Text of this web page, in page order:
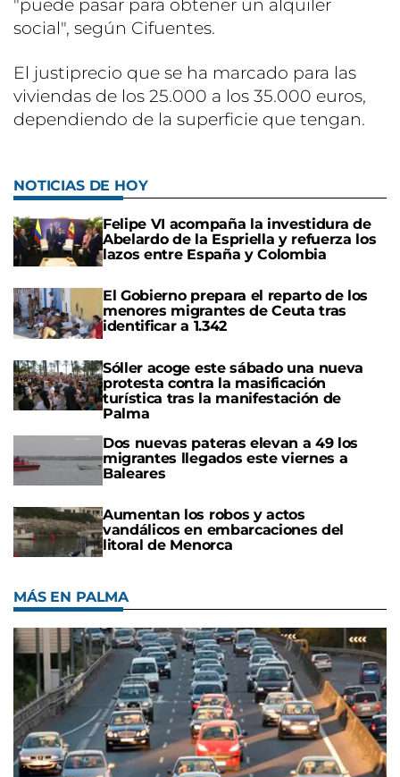
"puede pasar para obtener un alquiler
social", según Cifuentes.
El justiprecio que se ha marcado para las
viviendas de los 25.000 a los 35.000 euros,
dependiendo de la superficie que tengan.
NOTICIAS DE HOY
Felipe VI acompaña la investidura de
Abelardo de la Espriella y refuerza los
lazos entre España y Colombia
El Gobierno prepara el reparto de los
menores migrantes de Ceuta tras
identificar a 1.342
Sóller acoge este sábado una nueva
protesta contra la masificación
turística tras la manifestación de
Palma
Dos nuevas pateras elevan a 49 los
migrantes llegados este viernes a
Baleares
Aumentan los robos y actos
vandálicos en embarcaciones del
litoral de Menorca
MÁS EN PALMA